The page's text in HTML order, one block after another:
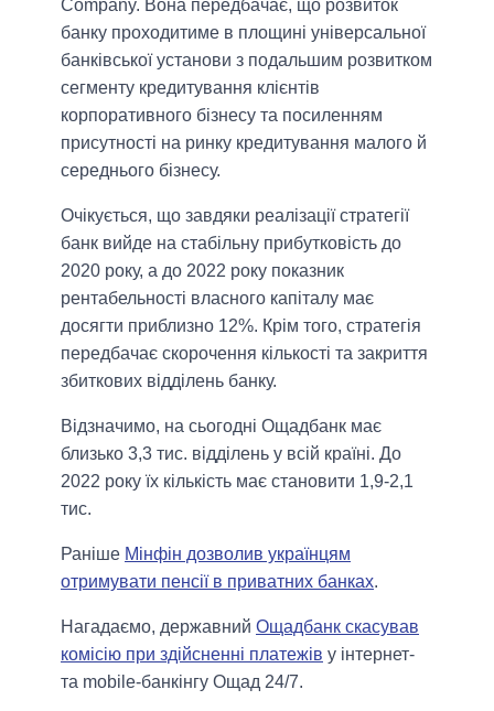
Company. Вона передбачає, що розвиток
банку проходитиме в площині універсальної
банківської установи з подальшим розвитком
сегменту кредитування клієнтів
корпоративного бізнесу та посиленням
присутності на ринку кредитування малого й
середнього бізнесу.
Очікується, що завдяки реалізації стратегії
банк вийде на стабільну прибутковість до
2020 року, а до 2022 року показник
рентабельності власного капіталу має
досягти приблизно 12%. Крім того, стратегія
передбачає скорочення кількості та закриття
збиткових відділень банку.
Відзначимо, на сьогодні Ощадбанк має
близько 3,3 тис. відділень у всій країні. До
2022 року їх кількість має становити 1,9-2,1
тис.
Раніше Мінфін дозволив українцям
отримувати пенсії в приватних банках.
Нагадаємо, державний Ощадбанк скасував
комісію при здійсненні платежів у інтернет-
та mobile-банкінгу Ощад 24/7.